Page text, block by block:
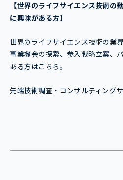
【世界のライフサイエンス技術の
に興味がある方】
世界のライフサイエンス技術の業
事業機会の探索、参入戦略立案、
ある方はこちら。
先端技術調査・コンサルティング